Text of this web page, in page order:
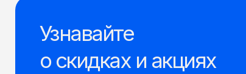
Узнавайте
о скидках и акциях